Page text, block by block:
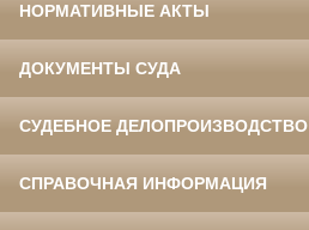
НОРМАТИВНЫЕ АКТЫ
ДОКУМЕНТЫ СУДА
СУДЕБНОЕ ДЕЛОПРОИЗВОДСТВО
СПРАВОЧНАЯ ИНФОРМАЦИЯ